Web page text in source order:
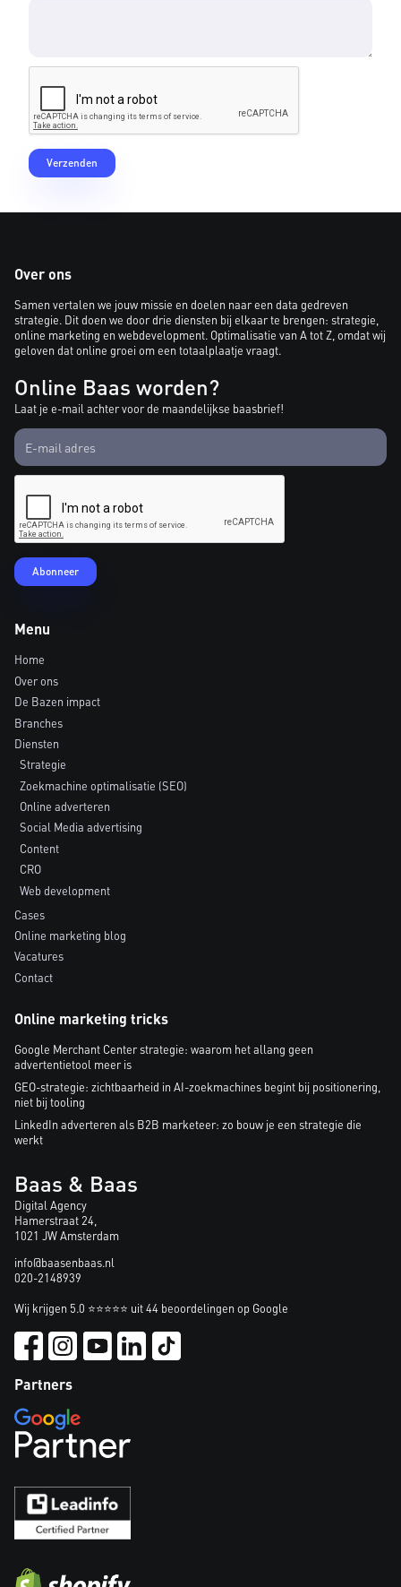
Over ons
Samen vertalen we jouw missie en doelen naar een data gedreven
strategie. Dit doen we door drie diensten bij elkaar te brengen: strategie,
online marketing en webdevelopment. Optimalisatie van A tot Z, omdat wij
geloven dat online groei om een totaalplaatje vraagt.
Online Baas worden?
Laat je e-mail achter voor de maandelijkse baasbrief!
Menu
Home
Over ons
De Bazen impact
Branches
Diensten
Strategie
Zoekmachine optimalisatie (SEO)
Online adverteren
Social Media advertising
Content
CRO
Web development
Cases
Online marketing blog
Vacatures
Contact
Online marketing tricks
Google Merchant Center strategie: waarom het allang geen
advertentietool meer is
GEO-strategie: zichtbaarheid in AI-zoekmachines begint bij positionering,
niet bij tooling
LinkedIn adverteren als B2B marketeer: zo bouw je een strategie die
werkt
Baas & Baas
Digital Agency
Hamerstraat 24,
1021 JW Amsterdam
info@baasenbaas.nl
020-2148939
Wij krijgen 5.0 ⭐⭐⭐⭐⭐ uit 44 beoordelingen op Google
Partners